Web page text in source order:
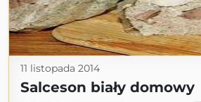
11 listopada 2014
Salceson biały domowy